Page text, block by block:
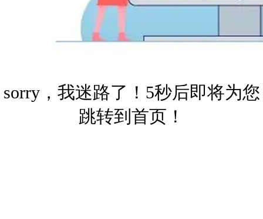
sorry，我迷路了！5秒后即将为您
跳转到首页！